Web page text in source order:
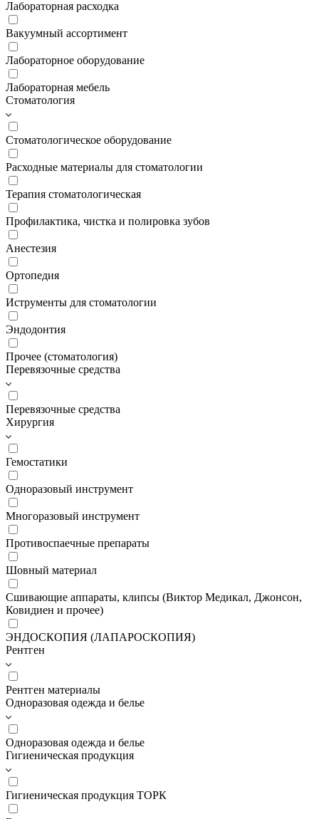
Лабораторная расходка
Вакуумный ассортимент
Лабораторное оборудование
Лабораторная мебель
Стоматология
Стоматологическое оборудование
Расходные материалы для стоматологии
Терапия стоматологическая
Профилактика, чистка и полировка зубов
Анестезия
Ортопедия
Иструменты для стоматологии
Эндодонтия
Прочее (стоматология)
Перевязочные средства
Перевязочные средства
Хирургия
Гемостатики
Одноразовый инструмент
Многоразовый инструмент
Противоспаечные препараты
Шовный материал
Сшивающие аппараты, клипсы (Виктор Медикал, Джонсон,
Ковидиен и прочее)
ЭНДОСКОПИЯ (ЛАПАРОСКОПИЯ)
Рентген
Рентген материалы
Одноразовая одежда и белье
Одноразовая одежда и белье
Гигиеническая продукция
Гигиеническая продукция ТОРК